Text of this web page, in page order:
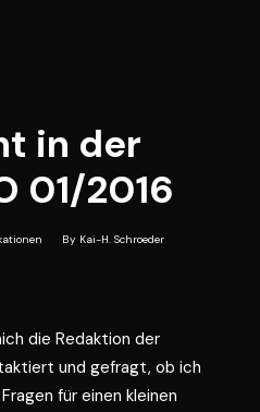
in der
01/2016
By Kai-H. Schroeder
die Redaktion der
und gefragt, ob ich
für einen kleinen